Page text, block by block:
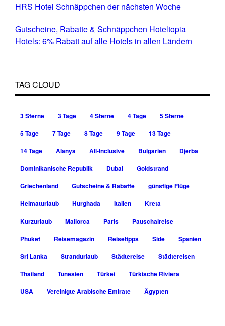
HRS Hotel Schnäppchen der nächsten Woche
Gutscheine, Rabatte & Schnäppchen Hoteltopia
Hotels: 6% Rabatt auf alle Hotels in allen Ländern
TAG CLOUD
3 Sterne 3 Tage 4 Sterne 4 Tage
5 Sterne
5 Tage
7 Tage 8 Tage 9 Tage
13 Tage
14 Tage
Alanya All-Inclusive Bulgarien
Djerba
Dominikanische Republik
Dubai
Goldstrand
Griechenland
Gutscheine & Rabatte
günstige Flüge
Heimaturlaub
Hurghada Italien
Kreta
Kurzurlaub
Mallorca Paris
Pauschalreise
Phuket
Reisemagazin Reisetipps Side
Spanien
Sri Lanka
Strandurlaub Städtereise
Städtereisen
Thailand
Tunesien Türkei
Türkische Riviera
USA
Vereinigte Arabische Emirate Ägypten